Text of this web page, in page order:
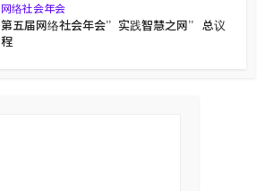
网络社会年会
第五届网络社会年会”实践智慧之网” 总议
程